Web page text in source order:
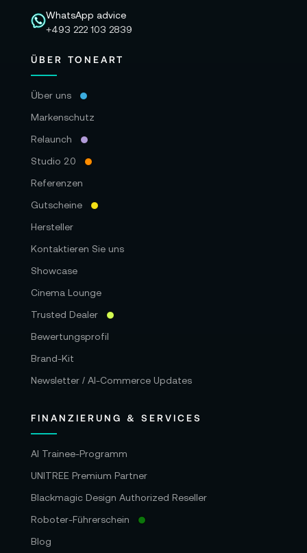
WhatsApp advice
+493 222 103 2839
ÜBER TONEART
Über uns
Markenschutz
Relaunch
Studio 2.0
Referenzen
Gutscheine
Hersteller
Kontaktieren Sie uns
Showcase
Cinema Lounge
Trusted Dealer
Bewertungsprofil
Brand-Kit
Newsletter / AI-Commerce Updates
FINANZIERUNG & SERVICES
AI Trainee-Programm
UNITREE Premium Partner
Blackmagic Design Authorized Reseller
Roboter-Führerschein
Blog